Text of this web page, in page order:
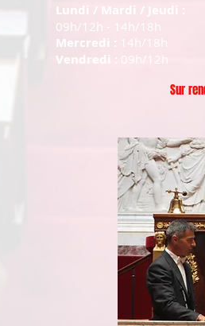
Lundi / Mardi / Jeudi :
09h/12h - 14h/18h
Mercredi : 14h/18h
Vendredi : 09h/12h
Sur